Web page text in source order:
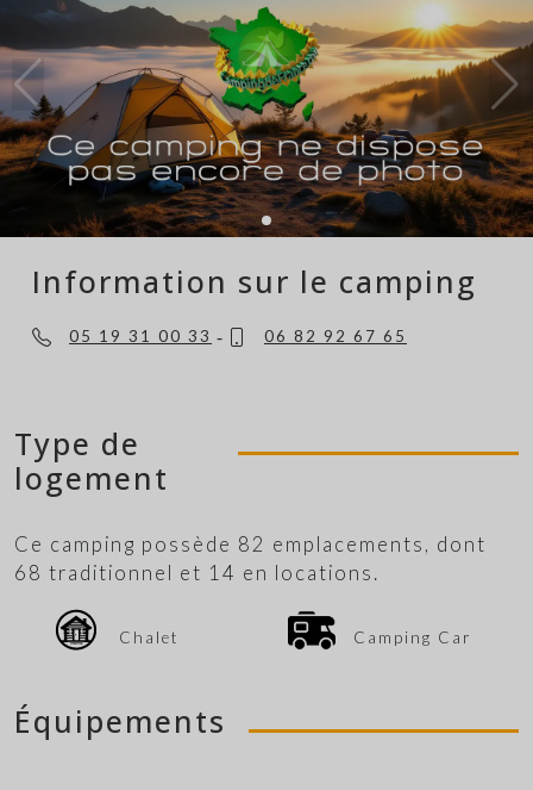
Information sur le camping
05 19 31 00 33 - 06 82 92 67 65
Type de
logement
Ce camping possède 82 emplacements, dont
68 traditionnel et 14 en locations.
Chalet Camping Car
Équipements